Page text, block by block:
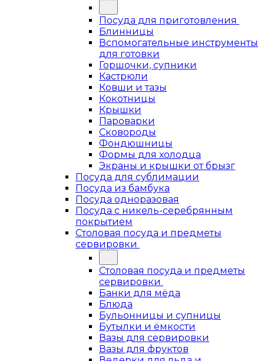
Посуда для приготовления
Блинницы
Вспомогательные инструменты
для готовки
Горшочки, супники
Кастрюли
Ковши и тазы
Кокотницы
Крышки
Пароварки
Сковороды
Фондюшницы
Формы для холодца
Экраны и крышки от брызг
Посуда для сублимации
Посуда из бамбука
Посуда одноразовая
Посуда с никель-серебрянным
покрытием
Столовая посуда и предметы
сервировки
Столовая посуда и предметы
сервировки
Банки для мёда
Блюда
Бульонницы и супницы
Бутылки и ёмкости
Вазы для сервировки
Вазы для фруктов